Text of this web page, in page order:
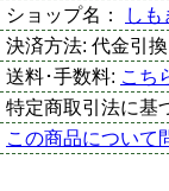
ショップ名：
し
決済方法: 代金引
送料･手数料: こち
特定商取引法に基
この商品について